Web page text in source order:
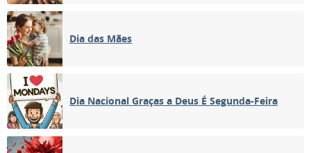
Dia das Mães
Dia Nacional Graças a Deus É Segunda-Feira